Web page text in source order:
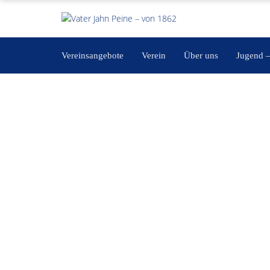
Vereinsangebote Verein Über uns Jugend